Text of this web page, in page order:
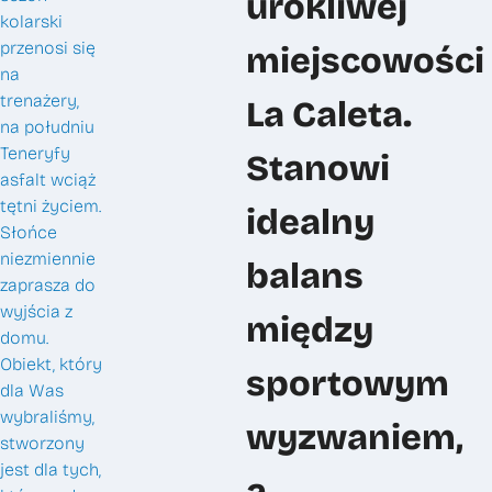
Pracuj z nami
FAQ
Kontakt
Zero Gravity sp. z o.o.
+48 22 648 29 30
info@zerogravity.pl
kolarski
przenosi się
na
trenażery,
na południu
Teneryfy
asfalt wciąż
tętni życiem.
Słońce
niezmiennie
zaprasza do
wyjścia z
domu.
Obiekt, który
dla Was
wybraliśmy,
stworzony
jest dla tych,
miejscowości
La Caleta.
Stanowi
idealny
balans
między
sportowym
wyzwaniem,